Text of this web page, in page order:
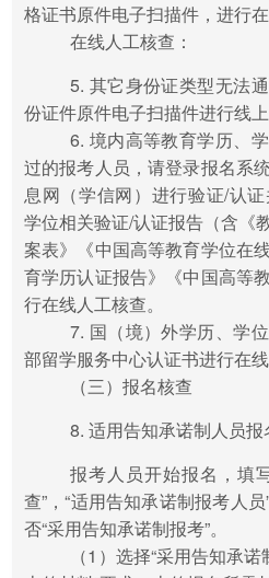
格证书原件电子扫描件，进行在
在线人工核查：
5. 其它身份证类型无法
份证件原件电子扫描件进行线上
6. 境内高等教育学历、
过的报考人员，请登录报名系
息网（学信网）进行验证/认证
学位相关验证/认证报告（含《
案表》《中国高等教育学位在
育学历认证报告》《中国高等
行在线人工核查。
7. 国（境）外学历、学
部留学服务中心认证书进行在线
（三）报名核查
8. 适用告知承诺制人员报
报考人员开始报名，填
查”，“适用告知承诺制报考人
否“采用告知承诺制报考”。
（1）选择“采用告知承